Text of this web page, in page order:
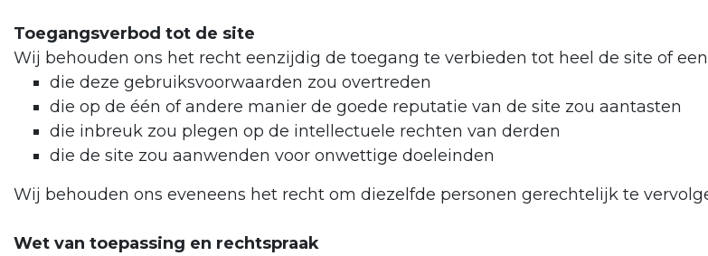
Toegangsverbod tot de site
Wij behouden ons het recht eenzijdig de toegang te verbieden tot heel de site of
die deze gebruiksvoorwaarden zou overtreden
die op de één of andere manier de goede reputatie van de site zou aantasten
die inbreuk zou plegen op de intellectuele rechten van derden
die de site zou aanwenden voor onwettige doeleinden
Wij behouden ons eveneens het recht om diezelfde personen gerechtelijk te
Wet van toepassing en rechtspraak